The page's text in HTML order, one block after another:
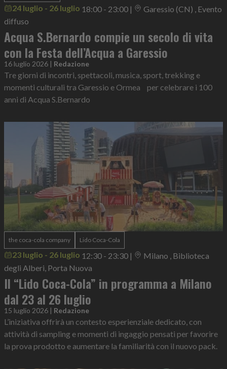
24 luglio - 26 luglio 18:00 - 23:00 |
Garessio (CN) , Evento
diffuso
Acqua S.Bernardo compie un secolo di vita
con la Festa dell’Acqua a Garessio
16 luglio 2026 | Redazione
Tre giorni di incontri, spettacoli, musica, sport, trekking e
momenti culturali tra Garessio e Ormea per celebrare i 100
anni di Acqua S.Bernardo
the coca-cola company Lido Coca-Cola
23 luglio - 26 luglio 12:30 - 23:30 |
Milano , Biblioteca
degli Alberi, Porta Nuova
Il “Lido Coca-Cola” in programma a Milano
dal 23 al 26 luglio
15 luglio 2026 | Redazione
L’iniziativa offrirà un contesto esperienziale dedicato, con
attività di sampling e momenti di ingaggio pensati per favorire
la prova prodotto e aumentare la familiarità con il nuovo pack.